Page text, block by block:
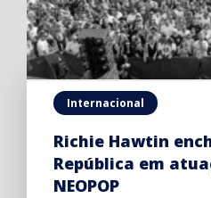
Internacional
Richie Hawtin
República em
NEOPOP